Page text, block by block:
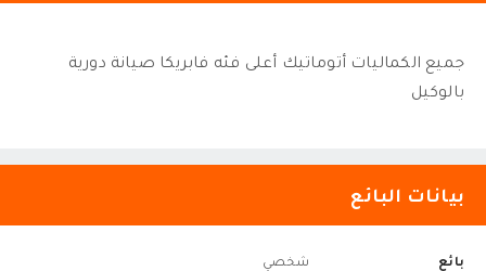
جميع الكماليات أتوماتيك أعلى فئه فابريكا صيانة دورية
بالوكيل
بيانات البائع
بائع
شخصي